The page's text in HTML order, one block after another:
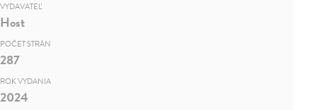
VYDAVATEĽ
Host
POČET STRÁN
287
ROK VYDANIA
2024